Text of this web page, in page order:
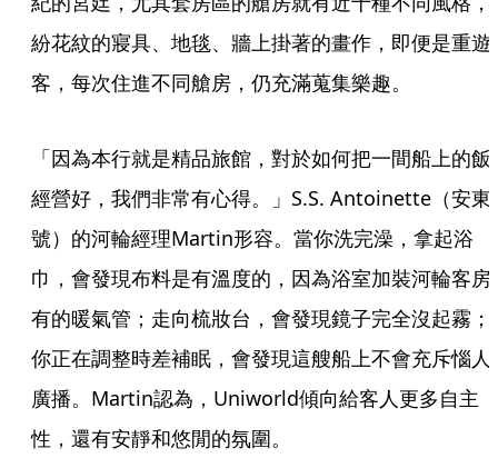
紛花紋的寢具、地毯、牆上掛著的畫作，即便是重遊
客，每次住進不同艙房，仍充滿蒐集樂趣。
「因為本行就是精品旅館，對於如何把一間船上的飯
經營好，我們非常有心得。」S.S. Antoinette（安東
號）的河輪經理Martin形容。當你洗完澡，拿起浴
巾，會發現布料是有溫度的，因為浴室加裝河輪客房
有的暖氣管；走向梳妝台，會發現鏡子完全沒起霧；
你正在調整時差補眠，會發現這艘船上不會充斥惱人
廣播。Martin認為，Uniworld傾向給客人更多自主
性，還有安靜和悠閒的氛圍。